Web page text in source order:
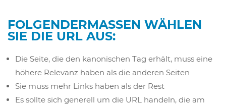
FOLGENDERMASSEN WÄHLEN S
IE DIE URL AUS:
Die Seite, die den kanonischen Tag erhält, muss eine
höhere Relevanz haben als die anderen Seiten
Sie muss mehr Links haben als der Rest
Es sollte sich generell um die URL handeln, die am